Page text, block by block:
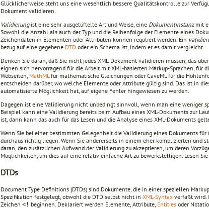
Glücklicherweise steht uns eine wesentlich bessere Qualitätskontrolle zur
Dokument validieren.
Validierungist eine sehr ausgetüftelte Art und Weise, eine Dokumentinstanzmit
Sowohl die Anzahl als auch der Typ und die Reihenfolge der Elemente eines
Zeichendaten in Elementen oder Attributen können reguliert werden. Ein
bezug auf eine gegebene DTD oder ein Schema ist, indem er es damit vergleicht.
Denken Sie daran, daß Sie nicht jedes XML-Dokument validieren müssen, das
eignen sich hervorragend für die Arbeit mit XML-basierten Markup-Sprachen, für
Webseiten, MathML für mathematische Gleichungen oder CaveML für die
entscheiden darüber, wo welche Elemente oder Attribute gültig sind. Das ist in
automatisierte Möglichkeit hat, auf eigene Fehler hingewiesen zu werden.
Dagegen ist eine Validierung nicht unbedingt sinnvoll, wenn man eine weniger
Beispiel kann eine Validierung bereits beim Aufbau eines XML-Dokuments zur
ist, dann kann das auch für das Lesen und die Analyse eines XML-Dokuments
Wenn Sie bei einer bestimmten Gelegenheit die Validierung eines Dokuments
durchaus richtig liegen. Wenn Sie andererseits in einem eher komplizierten und
daran, den zusätzlichen Aufwand der Validierung zu akzeptieren, um deren
Möglichkeiten, um dies auf eine relativ einfache Art zu bewerkstelligen. Lesen
DTDs
Document Type Definitions (DTDs) sind Dokumente, die in einer speziellen
Spezifikation festgelegt, obwohl die DTD selbst nicht in XML-Syntax verfaßt wird.
Zeichen <! beginnen. Deklariert werden Elemente, Attribute, Entities oder